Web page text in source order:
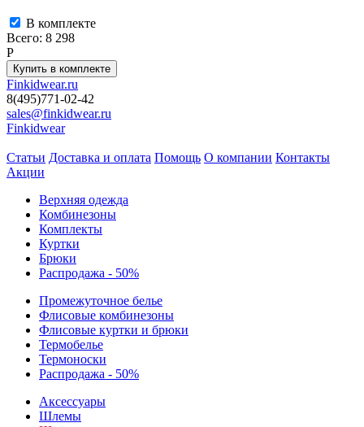
В комплекте
Всего: 8 298
P
Finkidwear.ru
8(495)771-02-42
sales@finkidwear.ru
Finkidwear
Статьи Доставка и оплата Помощь О компании Контакты
Акции
Верхняя одежда
Комбинезоны
Комплекты
Куртки
Брюки
Распродажа - 50%
Промежуточное белье
Флисовые комбинезоны
Флисовые куртки и брюки
Термобелье
Термоноски
Распродажа - 50%
Аксессуары
Шлемы